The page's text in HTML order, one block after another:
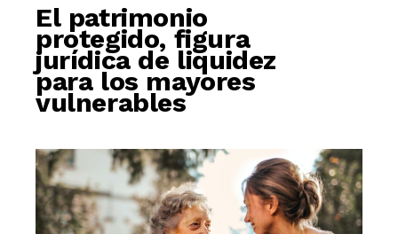
El patrimonio
protegido, figura
jurídica de liquidez
para los mayores
vulnerables